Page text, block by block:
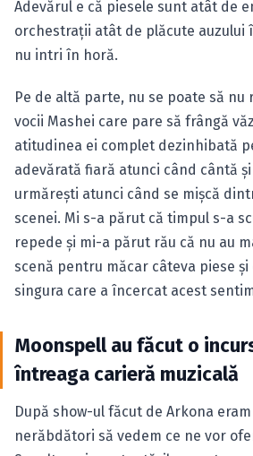
Adevărul e că piesele sunt atât de
orchestraţii atât de plăcute auzului
nu intri în horă.
Pe de altă parte, nu se poate să nu
vocii Mashei care pare să frângă
atitudinea ei complet dezinhibată
adevărată fiară atunci când cântă
urmăreşti atunci când se mişcă
scenei. Mi s-a părut că timpul s-a
repede şi mi-a părut rău că nu au
scenă pentru măcar câteva piese
singura care a încercat acest
Moonspell au făcut o
întreaga carieră muzicală
După show-ul făcut de Arkona
nerăbdători să vedem ce ne vor